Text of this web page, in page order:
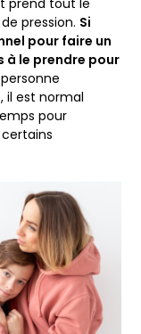
prend tout le
pression. Si
pour faire un
à le prendre pour
il est normal
pour